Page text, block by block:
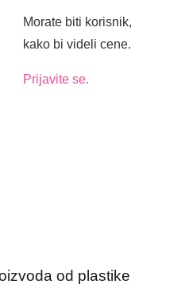
Morate biti korisnik,
kako bi videli cene.
Prijavite se.
od plastike